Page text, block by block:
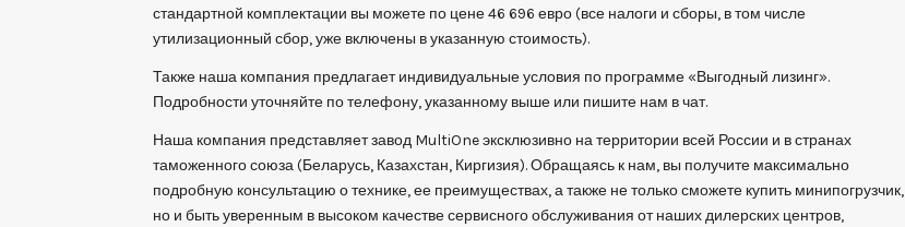
стандартной комплектации вы можете по цене 46 696 евро (все налоги и сборы, в том числе
утилизационный сбор, уже включены в указанную стоимость).
Также наша компания предлагает индивидуальные условия по программе «Выгодный лизинг».
Подробности уточняйте по телефону, указанному выше или пишите нам в чат.
Наша компания представляет завод MultiOne эксклюзивно на территории всей России и в странах
таможенного союза (Беларусь, Казахстан, Киргизия). Обращаясь к нам, вы получите максимально
подробную консультацию о технике, ее преимуществах, а также не только сможете купить минипогрузчик,
но и быть уверенным в высоком качестве сервисного обслуживания от наших дилерских центров,